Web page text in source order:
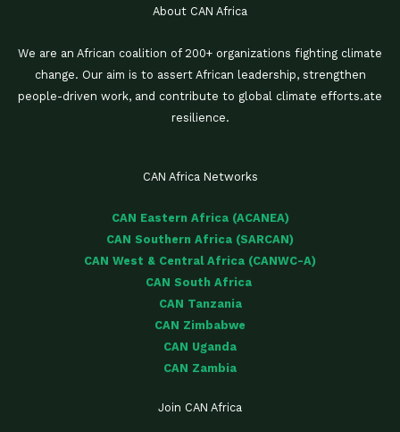
About CAN Africa
We are an African coalition of 200+ organizations fighting climate
change. Our aim is to assert African leadership, strengthen
people-driven work, and contribute to global climate efforts.ate
resilience.
CAN Africa Networks
CAN Eastern Africa (ACANEA)
CAN Southern Africa (SARCAN)
CAN West & Central Africa (CANWC-A)
CAN South Africa
CAN Tanzania
CAN Zimbabwe
CAN Uganda
CAN Zambia
Join CAN Africa